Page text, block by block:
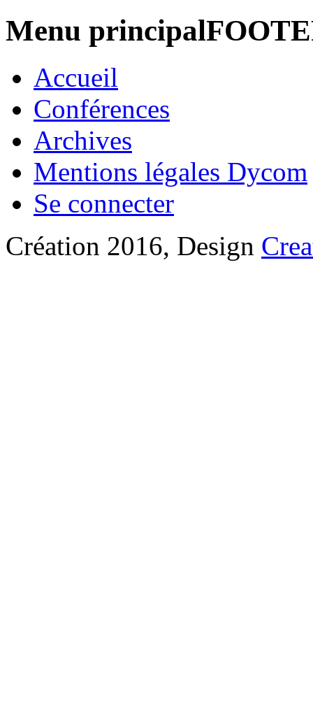
Menu
Accueil
Conférences
Archives
Mentions légales Dycom
Se connecter
Création 2016, Design